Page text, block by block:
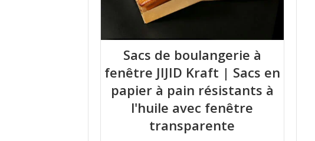
Sacs de boulangerie à
fenêtre JIJID Kraft | Sacs en
papier à pain résistants à
l'huile avec fenêtre
transparente